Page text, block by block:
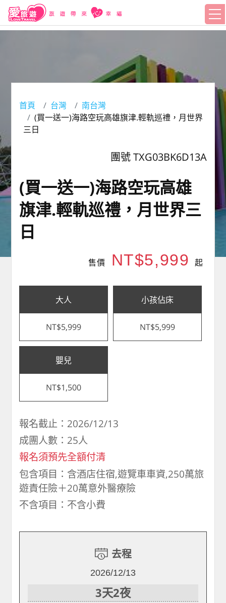
首頁 台灣
南台灣
(買一送一)海路空玩高雄旗津.輕軌巡禮，月世界
三日
團號 TXG03BK6D13A
(買一送一)海路空玩高雄
旗津.輕軌巡禮，月世界三
日
售價 NT$5,999 起
大人
NT$5,999
小孩佔床
NT$5,999
嬰兒
NT$1,500
報名截止：2026/12/13
成團人數：25人
報名須預先全額付清
包含項目：含酒店住宿,遊覽車車資,250萬旅
遊責任險＋20萬意外醫療險
不含項目：不含小費
去程
2026/12/13
3天2夜